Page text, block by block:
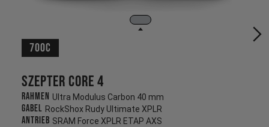
700c
Szepter CORE 4
Rahmen Ultra Modulus Carbon 40 mm
Gabel RockShox Rudy Ultimate XPLR
Antrieb SRAM Force XPLR ETAP AXS